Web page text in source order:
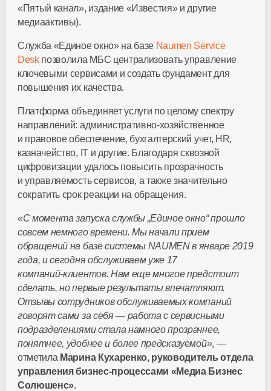
«Пятый канал», издание «Известия» и другие
медиаактивы).
Служба «Единое окно» на базе Naumen Service
Deskпозволила МБС централизовать управление
ключевыми сервисами и создать фундамент для
повышения их качества.
Платформа объединяет услуги по целому спектру
направлений: административно-хозяйственное
и правовое обеспечение, бухгалтерский учет, HR,
казначейство, IT и другие. Благодаря сквозной
цифровизации удалось повысить прозрачность
и управляемость сервисов, а также значительно
сократить срок реакции на обращения.
«С момента запуска службы „Единое окно“ прошло
совсем немного времени. Мы начали прием
обращений на базе системы NAUMEN в январе 2019
года, и сегодня обслуживаем уже 17
компаний-клиентов. Нам еще многое предстоит
сделать, но первые результаты впечатляют.
Отзывы сотрудников обслуживаемых компаний
говорят сами за себя — работа с сервисными
подразделениями стала намного прозрачнее,
понятнее, удобнее и более предсказуемой», —
отметила Марина Кухаренко, руководитель отдела
управлениябизнес-процессами «Медиа Бизнес
Солюшенс».